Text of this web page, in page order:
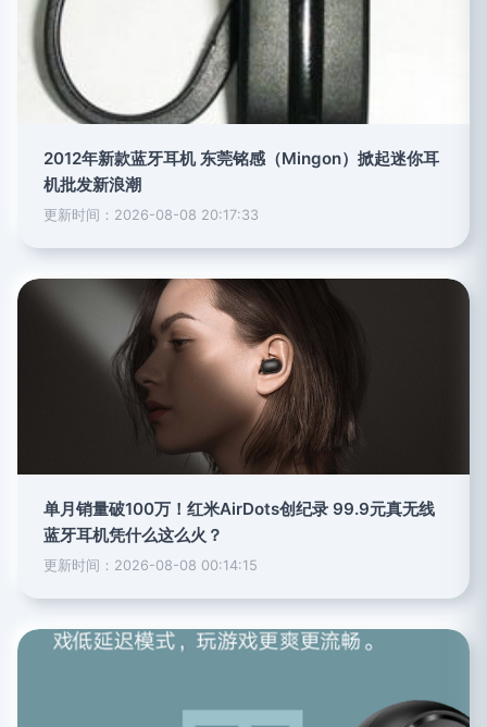
2012年新款蓝牙耳机 东莞铭感（Mingon）掀起迷你耳
机批发新浪潮
更新时间：2026-08-08 20:17:33
单月销量破100万！红米AirDots创纪录 99.9元真无线
蓝牙耳机凭什么这么火？
更新时间：2026-08-08 00:14:15